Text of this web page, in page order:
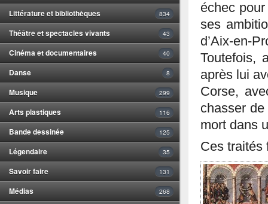
Littérature et bibliothèques 834
Théâtre et spectacles vivants 43
Cinéma et documentaires 40
Danse 8
Musique 299
Arts plastiques 116
Bande dessinée 125
Légendaire 35
Savoir faire 131
Médias 268
échec
ses
d’Aix-en-
Toutefois,
après lui
Corse,
chasser
mort dans
Ces traités